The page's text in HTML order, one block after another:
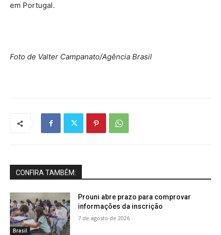
em Portugal.
Foto de Valter Campanato/Agência Brasil
CONFIRA TAMBÉM:
Brasil
Prouni abre prazo para comprovar
informações da inscrição
7 de agosto de 2026